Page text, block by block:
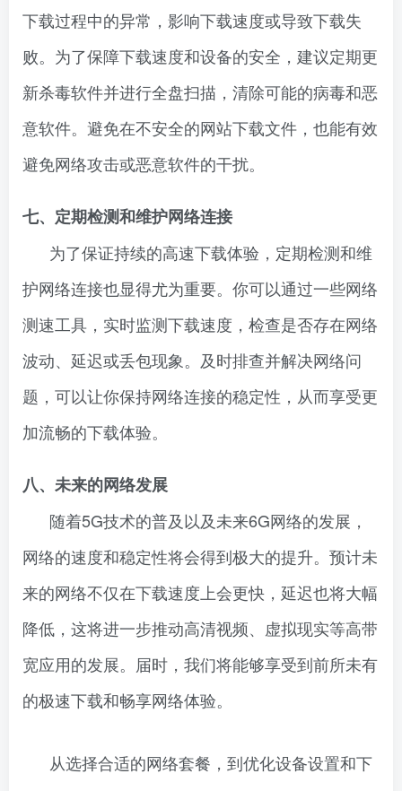
下载过程中的异常，影响下载速度或导致下载失
败。为了保障下载速度和设备的安全，建议定期更
新杀毒软件并进行全盘扫描，清除可能的病毒和恶
意软件。避免在不安全的网站下载文件，也能有效
避免网络攻击或恶意软件的干扰。
七、定期检测和维护网络连接
为了保证持续的高速下载体验，定期检测和维
护网络连接也显得尤为重要。你可以通过一些网络
测速工具，实时监测下载速度，检查是否存在网络
波动、延迟或丢包现象。及时排查并解决网络问
题，可以让你保持网络连接的稳定性，从而享受更
加流畅的下载体验。
八、未来的网络发展
随着5G技术的普及以及未来6G网络的发展，
网络的速度和稳定性将会得到极大的提升。预计未
来的网络不仅在下载速度上会更快，延迟也将大幅
降低，这将进一步推动高清视频、虚拟现实等高带
宽应用的发展。届时，我们将能够享受到前所未有
的极速下载和畅享网络体验。
从选择合适的网络套餐，到优化设备设置和下